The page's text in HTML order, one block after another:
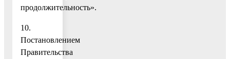
продолжительность».
10.
Постановлением
Правительства